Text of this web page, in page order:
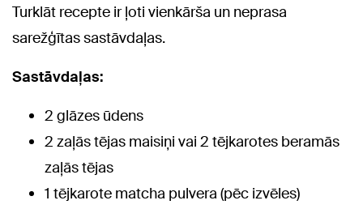
Turklāt recepte ir ļoti vienkārša un neprasa
sarežģītas sastāvdaļas.
Sastāvdaļas:
2 glāzes ūdens
2 zaļās tējas maisiņi vai 2 tējkarotes beramās
zaļās tējas
1 tējkarote matcha pulvera (pēc izvēles)